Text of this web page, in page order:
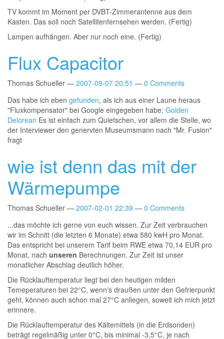
TV kommt im Moment per DVBT-Zimmerantenne aus dem
Kasten. Das soll noch Satellitenfernsehen werden. (Fertig)
Lampen aufhängen. Aber nur noch eine. (Fertig)
Flux Capacitor
Thomas Schueller 2007-09-07 20:51
0 Comments
Das habe ich eben gefunden, als ich aus einer Laune heraus
"Fluxkompensator" bei Google eingegeben habe: Golden
Delorean Es ist einfach zum Quietschen, vor allem die Stelle, wo
der Interviewer den genervten Museumsmann nach "Mr. Fusion"
fragt
wie ist denn das mit der
Wärmepumpe
Thomas Schueller 2007-02-01 22:39
0 Comments
...das möchte ich gerne von euch wissen. Zur Zeit verbrauchen
wir im Schnitt (die letzten 6 Monate) etwa 580 kwH pro Monat.
Das entspricht bei unserem Tarif beim RWE etwa 70,14 EUR pro
Monat, nach unseren Berechnungen. Zur Zeit ist unser
monatlicher Abschlag deutlich höher.
Die Rücklauftemperatur liegt bei den heutigen milden
Temeperaturen bei 22°C, wenn's draußen unter den Gefrierpunkt
geht, können auch schon mal 27°C anliegen, soweit ich mich jetzt
erinnere.
Die Rücklauftemperatur des Kältemittels (in die Erdsonden)
beträgt regelmäßig unter 0°C, bis minimal -3,5°C, je nach